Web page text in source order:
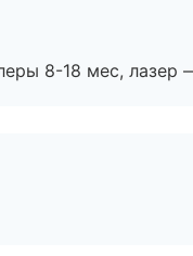
8-18 мес, лазер